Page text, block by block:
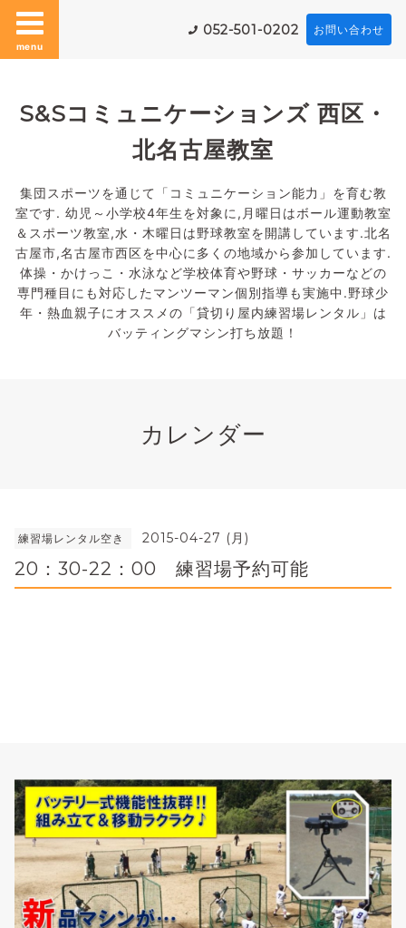
menu
052-501-0202 お問い合わせ
S&Sコミュニケーションズ 西区・
北名古屋教室
集団スポーツを通じて「コミュニケーション能力」を育む教
室です. 幼児～小学校4年生を対象に,月曜日はボール運動教室
＆スポーツ教室,水・木曜日は野球教室を開講しています.北名
古屋市,名古屋市西区を中心に多くの地域から参加しています.
体操・かけっこ・水泳など学校体育や野球・サッカーなどの
専門種目にも対応したマンツーマン個別指導も実施中.野球少
年・熱血親子にオススメの「貸切り屋内練習場レンタル」は
バッティングマシン打ち放題！
カレンダー
練習場レンタル空き 2015-04-27 (月)
20：30-22：00 練習場予約可能